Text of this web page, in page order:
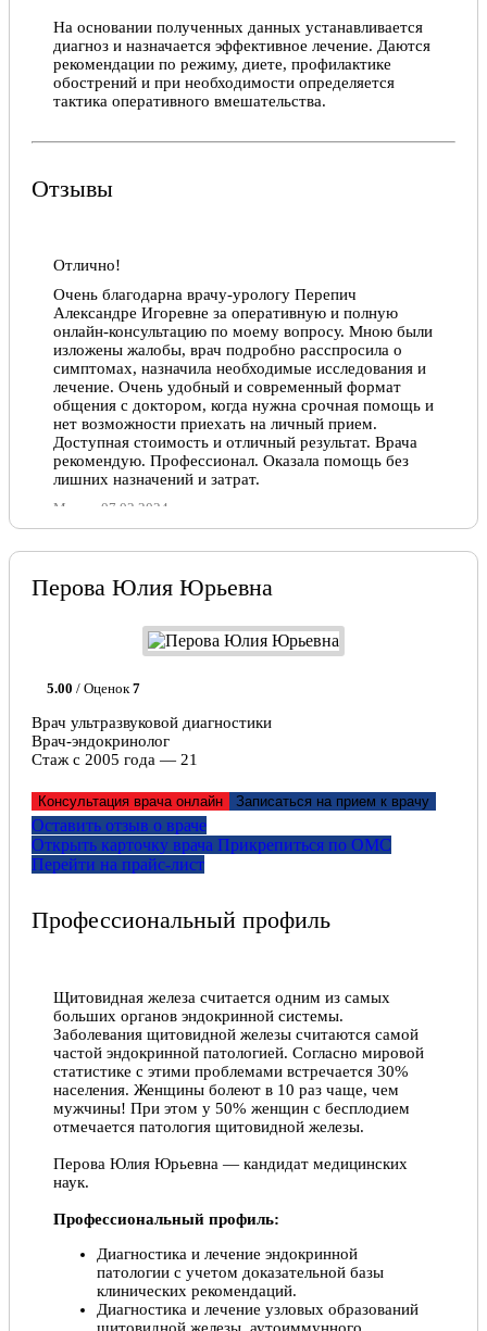
На основании полученных данных устанавливается
диагноз и назначается эффективное лечение. Даются
рекомендации по режиму, диете, профилактике
обострений и при необходимости определяется
тактика оперативного вмешательства.
Отзывы
Отлично!
Очень благодарна врачу-урологу Перепич
Александре Игоревне за оперативную и полную
онлайн-консультацию по моему вопросу. Мною были
изложены жалобы, врач подробно расспросила о
симптомах, назначила необходимые исследования и
лечение. Очень удобный и современный формат
общения с доктором, когда нужна срочная помощь и
нет возможности приехать на личный прием.
Доступная стоимость и отличный результат. Врача
рекомендую. Профессионал. Оказала помощь без
лишних назначений и затрат.
Мария, 07.02.2024
Прекрасный специалист, грамотный доктор, ничего
лечение. Рекомендую, мне помогла решить
застрарелую проблему с циститом.
Перова Юлия Юрьевна
5.00 / Оценок7
Врач ультразвуковой диагностики
Врач-эндокринолог
Стаж с 2005 года — 21
Консультация врача онлайн Записаться на прием к врачу
Оставить отзыв о враче
Открыть карточку врача Прикрепитьcя по ОМС
Перейти на прайс-лист
Профессиональный профиль
Щитовидная железа считается одним из самых
больших органов эндокринной системы.
Заболевания щитовидной железы считаются самой
частой эндокринной патологией. Согласно мировой
статистике с этими проблемами встречается 30%
населения. Женщины болеют в 10 раз чаще, чем
мужчины! При этом у 50% женщин с бесплодием
отмечается патология щитовидной железы.
Перова Юлия Юрьевна — кандидат медицинских
наук.
Профессиональный профиль:
Диагностика и лечение эндокринной
патологии с учетом доказательной базы
клинических рекомендаций.
Диагностика и лечение узловых образований
щитовидной железы, аутоиммунного